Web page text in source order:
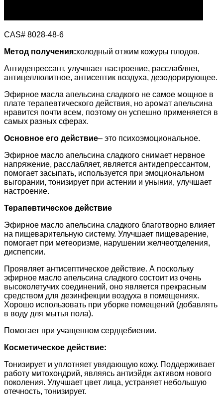
CAS# 8028-48-6
Метод получения:холодный отжим кожуры плодов.
Антидепрессант, улучшает настроение, расслабляет,
антицеллюлитное, антисептик воздуха, дезодорирующее.
Эфирное масла апельсина сладкого не самое мощное в
плате терапевтического действия, но аромат апельсина
нравится почти всем, поэтому он успешно применяется в
самых разных сферах.
Основное его действие– это психоэмоциональное.
Эфирное масло апельсина сладкого снимает нервное
напряжение, расслабляет, является антидепрессантом,
помогает засыпать, используется при эмоциональном
выгорании, тонизирует при астении и унынии, улучшает
настроение.
Терапевтическое действие
Эфирное масло апельсина сладкого благотворно влияет
на пищеварительную систему. Улучшает пищеварение,
помогает при метеоризме, нарушении желчеотделения,
диспепсии.
Проявляет антисептическое действие. А поскольку
эфирное масло апельсина сладкого состоит из очень
высоколетучих соединений, оно является прекрасным
средством для дезинфекции воздуха в помещениях.
Хорошо использовать при уборке помещений (добавлять
в воду для мытья пола).
Помогает при учащенном сердцебиении.
Косметическое действие:
Тонизирует и уплотняет увядающую кожу. Поддерживает
работу митохондрий, являясь антиэйдж активом нового
поколения. Улучшает цвет лица, устраняет небольшую
отечность, тонизирует.